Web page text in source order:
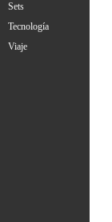
Sets
Tecnología
Viaje